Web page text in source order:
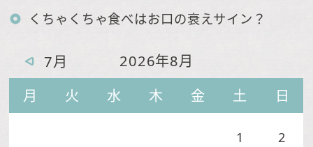
くちゃくちゃ食べはお口の衰えサイン？
2026年8月
月
火 水 木 金 土 日
7月
1
2